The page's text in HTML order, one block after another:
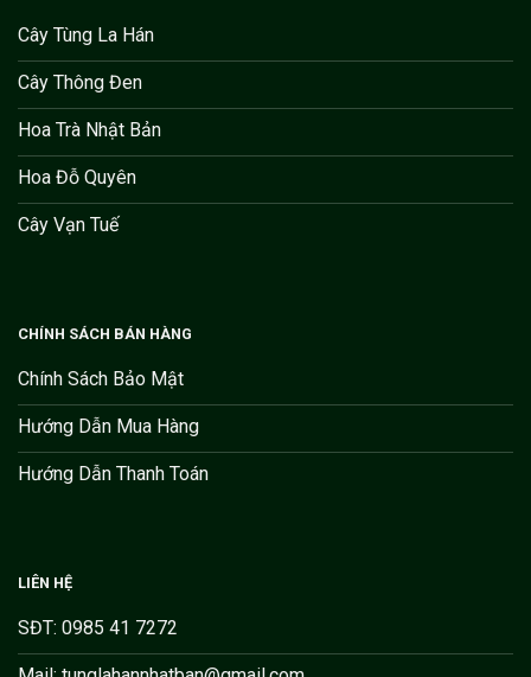
Cây Tùng La Hán
Cây Thông Đen
Hoa Trà Nhật Bản
Hoa Đỗ Quyên
Cây Vạn Tuế
CHÍNH SÁCH BÁN HÀNG
Chính Sách Bảo Mật
Hướng Dẫn Mua Hàng
Hướng Dẫn Thanh Toán
LIÊN HỆ
SĐT: 0985 41 7272